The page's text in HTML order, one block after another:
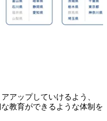
アップしていけるよう、
教育ができるような体制を